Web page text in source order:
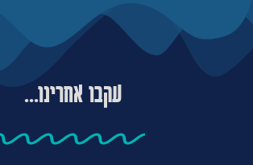
עקבו אחרינו...